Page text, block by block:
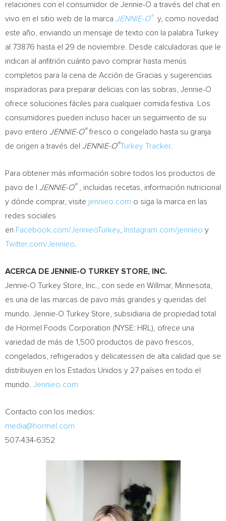
relaciones con el consumidor de Jennie-O a través del chat en
vivo en el sitio web de la marca JENNIE-O®
y, como novedad
este año, enviando un mensaje de texto con la palabra Turkey
al 73876 hasta el 29 de noviembre. Desde calculadoras que le
indican al anfitrión cuánto pavo comprar hasta menús
completos para la cena de Acción de Gracias y sugerencias
inspiradoras para preparar delicias con las sobras, Jennie-O
ofrece soluciones fáciles para cualquier comida festiva. Los
consumidores pueden incluso hacer un seguimiento de su
pavo entero JENNIE-O®fresco o congelado hasta su granja
de origen a través del JENNIE-O®Turkey Tracker.
Para obtener más información sobre todos los productos de
pavo de l JENNIE-O®, incluidas recetas, información nutricional
y dónde comprar, visite jennieo.com o siga la marca en las
redes sociales
en Facebook.com/JennieoTurkey, Instagram.com/jennieo y
Twitter.com/Jennieo
ACERCA DE JENNIE-O TURKEY STORE, INC.
Jennie-O Turkey Store, Inc., con sede en Willmar, Minnesota
es una de las marcas de pavo más grandes y queridas del
mundo. Jennie-O Turkey Store, subsidiaria de propiedad total
de Hormel Foods Corporation (NYSE: HRL), ofrece una
variedad de más de 1,500 productos de pavo frescos,
congelados, refrigerados y delicatessen de alta calidad que se
distribuyen en los Estados Unidos y 27 países en todo el
mundo. Jennieo.com
Contacto con los medios:
media@hormel.com
507-434-6352